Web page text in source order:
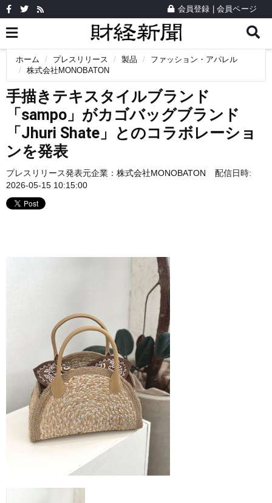
会員登録 会員ページ
ホーム プレスリリース 製品
ファッション・アパレル
株式会社MONOBATON
手描きテキスタイルブランド
「sampo」がカゴバッグブランド
「Jhuri Shate」とのコラボレーショ
ンを発表
プレスリリース発表元企業： 株式会社MONOBATON
配信日時:
2026-05-15 10:15:00